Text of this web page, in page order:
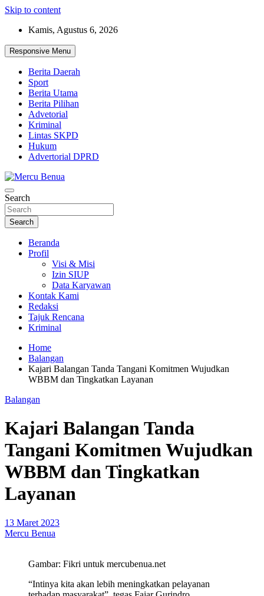
Skip to content
Kamis, Agustus 6, 2026
Responsive Menu
Berita Daerah
Sport
Berita Utama
Berita Pilihan
Advetorial
Kriminal
Lintas SKPD
Hukum
Advertorial DPRD
Mercu Benua
Suara Masyarakat Bawah
Search
Search
Beranda
Profil
Visi & Misi
Izin SIUP
Data Karyawan
Kontak Kami
Redaksi
Tajuk Rencana
Kriminal
Home
Balangan
Kajari Balangan Tanda Tangani Komitmen Wujudkan
WBBM dan Tingkatkan Layanan
Balangan
Kajari Balangan Tanda
Tangani Komitmen Wujudkan
WBBM dan Tingkatkan
Layanan
13 Maret 2023
Mercu Benua
Gambar: Fikri untuk mercubenua.net
“Intinya kita akan lebih meningkatkan pelayanan